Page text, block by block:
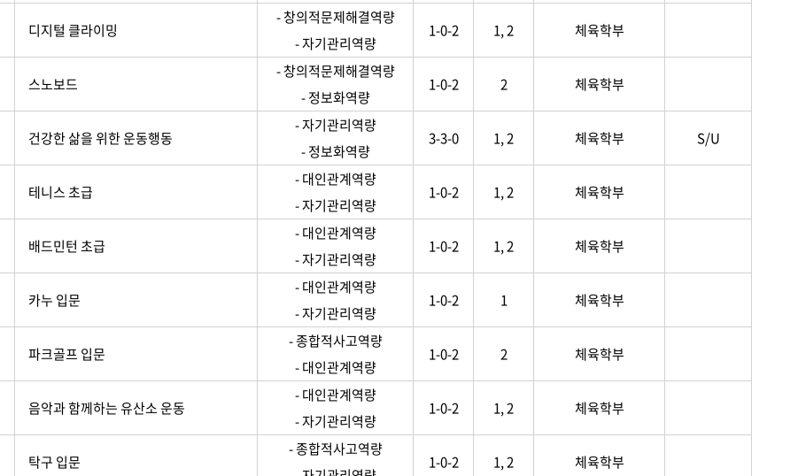
디지털 클라이밍
- 창의적문제해결역량
- 자기관리역량
1-0-2 1, 2 체육학부
스노보드
- 창의적문제해결역량
- 정보화역량
1-0-2 2 체육학부
건강한 삶을 위한 운동행동
- 자기관리역량
- 정보화역량
3-3-0 1, 2 체육학부 S/U
테니스 초급
- 대인관계역량
- 자기관리역량
1-0-2 1, 2 체육학부
배드민턴 초급
- 대인관계역량
- 자기관리역량
1-0-2 1, 2 체육학부
카누 입문
- 대인관계역량
- 자기관리역량
1-0-2 1 체육학부
파크골프 입문
- 종합적사고역량
- 대인관계역량
1-0-2 2 체육학부
음악과 함께하는 유산소 운동
- 대인관계역량
- 자기관리역량
1-0-2 1, 2 체육학부
탁구 입문
- 종합적사고역량
1-0-2 1, 2 체육학부